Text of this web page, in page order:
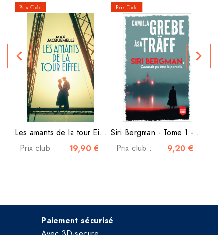
Les amants de la tour Eiffel
Prix club :
19,90 €
Siri Bergman - Tome 1 - Ça...
Prix club :
9,20 €
navigate_before navigate_next
Paiement sécurisé